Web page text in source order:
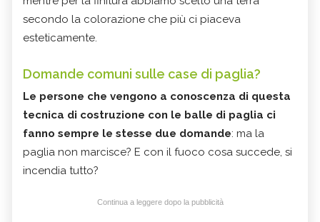
secondo la colorazione che più ci piaceva
esteticamente.
Domande comuni sulle case di paglia?
Le persone che vengono a conoscenza di questa
tecnica di costruzione con le balle di paglia ci
fanno sempre le stesse due domande: ma la
paglia non marcisce? E con il fuoco cosa succede, si
incendia tutto?
Continua a leggere dopo la pubblicità